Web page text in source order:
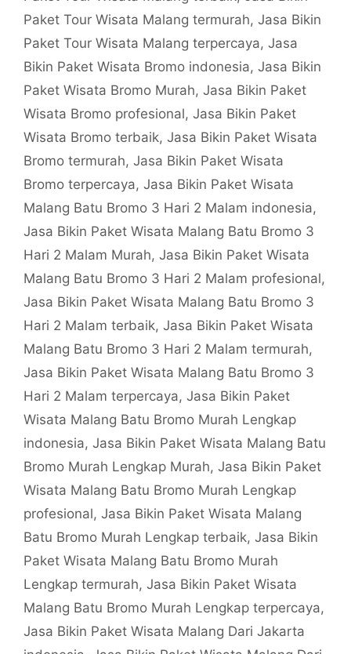
Paket Tour Wisata Malang termurah, Jasa Bikin
Paket Tour Wisata Malang terpercaya, Jasa
Bikin Paket Wisata Bromo indonesia, Jasa Bikin
Paket Wisata Bromo Murah, Jasa Bikin Paket
Wisata Bromo profesional, Jasa Bikin Paket
Wisata Bromo terbaik, Jasa Bikin Paket Wisata
Bromo termurah, Jasa Bikin Paket Wisata
Bromo terpercaya, Jasa Bikin Paket Wisata
Malang Batu Bromo 3 Hari 2 Malam indonesia,
Jasa Bikin Paket Wisata Malang Batu Bromo 3
Hari 2 Malam Murah, Jasa Bikin Paket Wisata
Malang Batu Bromo 3 Hari 2 Malam profesional,
Jasa Bikin Paket Wisata Malang Batu Bromo 3
Hari 2 Malam terbaik, Jasa Bikin Paket Wisata
Malang Batu Bromo 3 Hari 2 Malam termurah,
Jasa Bikin Paket Wisata Malang Batu Bromo 3
Hari 2 Malam terpercaya, Jasa Bikin Paket
Wisata Malang Batu Bromo Murah Lengkap
indonesia, Jasa Bikin Paket Wisata Malang Batu
Bromo Murah Lengkap Murah, Jasa Bikin Paket
Wisata Malang Batu Bromo Murah Lengkap
profesional, Jasa Bikin Paket Wisata Malang
Batu Bromo Murah Lengkap terbaik, Jasa Bikin
Paket Wisata Malang Batu Bromo Murah
Lengkap termurah, Jasa Bikin Paket Wisata
Malang Batu Bromo Murah Lengkap terpercaya,
Jasa Bikin Paket Wisata Malang Dari Jakarta